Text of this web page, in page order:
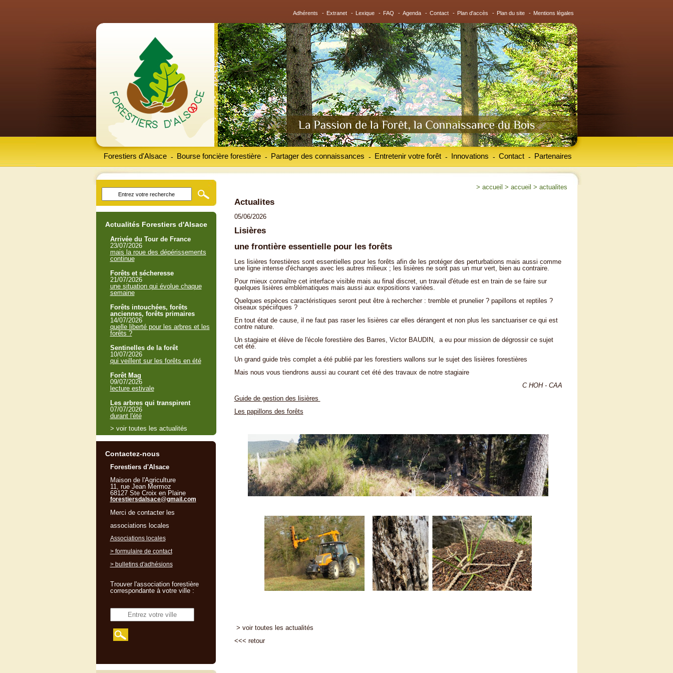
Adhérents - Extranet - Lexique - FAQ - Agenda - Contact - Plan d'accès - Plan du site - Mentions légales
Forestiers d'Alsace Bourse foncière forestière
- Partager des connaissances
- Entretenir votre forêt
- Innovations
- Contact
- Partenaires
-
> accueil > accueil > actualites
Actualites
05/06/2026
Lisières
une frontière essentielle pour les forêts
Les lisières forestières sont essentielles pour les forêts afin de les protéger des perturbations mais aussi comme
une ligne intense d'échanges avec les autres milieux ; les lisières ne sont pas un mur vert, bien au contraire.
Pour mieux connaître cet interface visible mais au final discret, un travail d'étude est en train de se faire sur
quelques lisières emblématiques mais aussi aux expositions variées.
Quelques espèces caractéristiques seront peut être à rechercher : tremble et prunelier ? papillons et reptiles ?
oiseaux spéciifques ?
En tout état de cause, il ne faut pas raser les lisières car elles dérangent et non plus les sanctuariser ce qui est
contre nature.
Un stagiaire et élève de l'école forestière des Barres, Victor BAUDIN, a eu pour mission de dégrossir ce sujet
cet été.
Un grand guide très complet a été publié par les forestiers wallons sur le sujet des lisières forestières
Mais nous vous tiendrons aussi au courant cet été des travaux de notre stagiaire
C HOH - CAA
Guide de gestion des lisières
Les papillons des forêts
> voir toutes les actualités
<<< retour
Actualités Forestiers d'Alsace
Arrivée du Tour de France
23/07/2026
mais la roue des dépérissements
continue
Forêts et sécheresse
21/07/2026
une situation qui évolue chaque
semaine
Forêts intouchées, forêts
anciennes, forêts primaires
14/07/2026
quelle liberté pour les arbres et les
forêts ?
Sentinelles de la forêt
10/07/2026
qui veillent sur les forêts en été
Forêt Mag
09/07/2026
lecture estivale
Les arbres qui transpirent
07/07/2026
durant l'été
> voir toutes les actualités
Contactez-nous
Forestiers d'Alsace
Maison de l'Agriculture
11, rue Jean Mermoz
68127 Ste Croix en Plaine
forestiersdalsace@gmail.com
Merci de contacter les
associations locales
Associations locales
> formulaire de contact
> bulletins d'adhésions
Trouver l'association forestière
correspondante à votre ville :